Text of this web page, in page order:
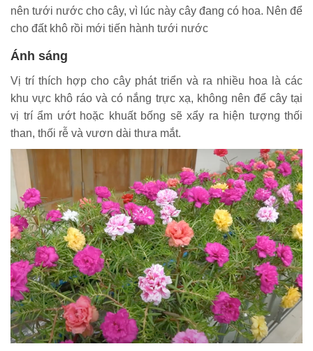
nên tưới nước cho cây, vì lúc này cây đang có hoa. Nên để
cho đất khô rồi mới tiến hành tưới nước
Ánh sáng
Vị trí thích hợp cho cây phát triển và ra nhiều hoa là các
khu vực khô ráo và có nắng trực xạ, không nên để cây tại
vị trí ẩm ướt hoặc khuất bống sẽ xẩy ra hiện tượng thối
than, thối rễ và vươn dài thưa mắt.